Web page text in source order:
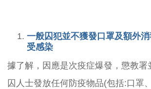
一般囚犯並不獲發口罩及額外
受感染
據了解，因應是次疫症爆發，懲教署
囚人士發放任何防疫物品(包括:口罩